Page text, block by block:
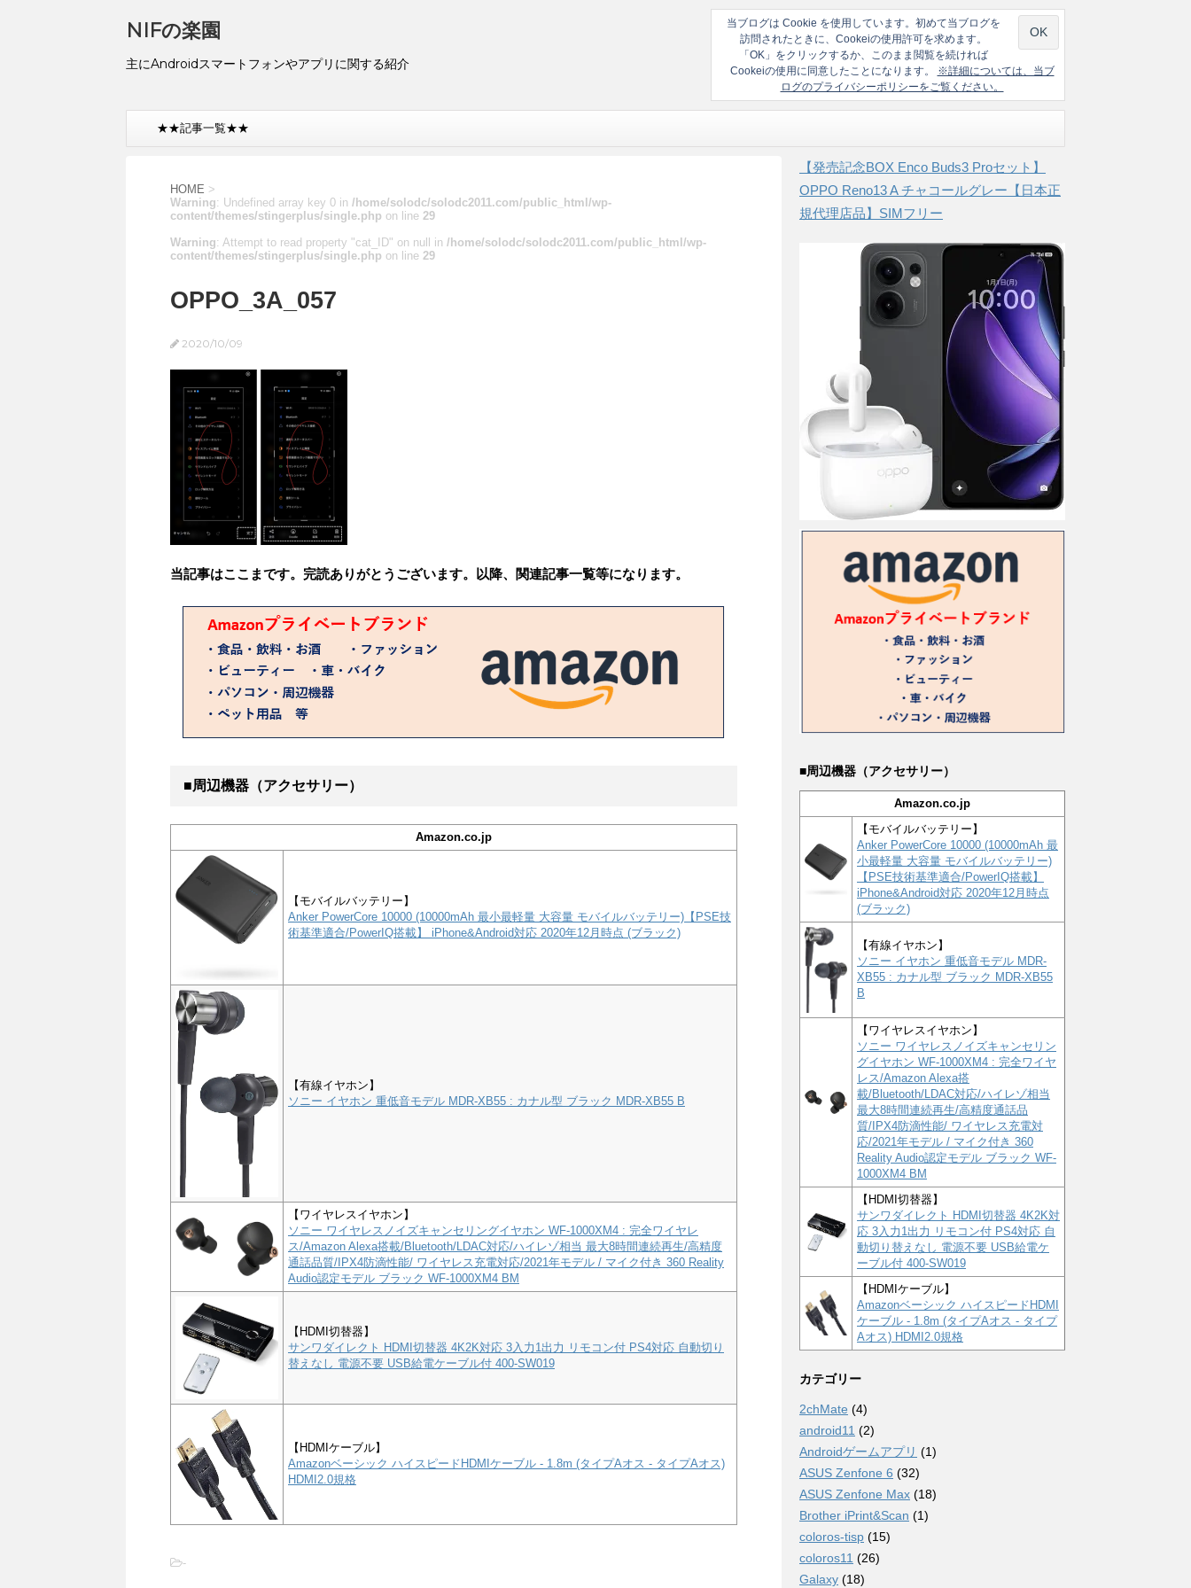
NIFの楽園
主にAndroidスマートフォンやアプリに関する紹介
当ブログは Cookie を使用しています。初めて当ブログを
訪問されたときに、Cookeiの使用許可を求めます。
「OK」をクリックするか、このまま閲覧を続ければ
Cookeiの使用に同意したことになります。
※詳細については、当ブ
ログのプライバシーポリシーをご覧ください。
★★記事一覧★★
HOME >
Warning: Undefined array key 0 in /home/solodc/solodc2011.com/public_html/wp-
content/themes/stingerplus/single.php on line 29
Warning: Attempt to read property "cat_ID" on null in /home/solodc/solodc2011.com/public_html/wp-
content/themes/stingerplus/single.php on line 29
OPPO_3A_057
2020/10/09
当記事はここまです。完読ありがとうございます。以降、関連記事一覧等になります。
■周辺機器（アクセサリー）
Amazon.co.jp
【モバイルバッテリー】
Anker PowerCore 10000 (10000mAh 最小最軽量 大容量 モバイルバッテリー)【PSE技
術基準適合/PowerIQ搭載】 iPhone&Android対応 2020年12月時点 (ブラック)
【有線イヤホン】
ソニー イヤホン 重低音モデル MDR-XB55 : カナル型 ブラック MDR-XB55 B
【ワイヤレスイヤホン】
ソニー ワイヤレスノイズキャンセリングイヤホン WF-1000XM4 : 完全ワイヤレ
ス/Amazon Alexa搭載/Bluetooth/LDAC対応/ハイレゾ相当 最大8時間連続再生/高精度
通話品質/IPX4防滴性能/ ワイヤレス充電対応/2021年モデル / マイク付き 360 Reality
Audio認定モデル ブラック WF-1000XM4 BM
【HDMI切替器】
サンワダイレクト HDMI切替器 4K2K対応 3入力1出力 リモコン付 PS4対応 自動切り
替えなし 電源不要 USB給電ケーブル付 400-SW019
【HDMIケーブル】
Amazonベーシック ハイスピードHDMIケーブル - 1.8m (タイプAオス - タイプAオス)
HDMI2.0規格
-
【発売記念BOX Enco Buds3 Proセット】
OPPO Reno13 A チャコールグレー【日本正
規代理店品】SIMフリー
■周辺機器（アクセサリー）
Amazon.co.jp
【モバイルバッテリー】
Anker PowerCore 10000 (10000mAh 最
小最軽量 大容量 モバイルバッテリー)
【PSE技術基準適合/PowerIQ搭載】
iPhone&Android対応 2020年12月時点
(ブラック)
【有線イヤホン】
ソニー イヤホン 重低音モデル MDR-
XB55 : カナル型 ブラック MDR-XB55
B
【ワイヤレスイヤホン】
ソニー ワイヤレスノイズキャンセリン
グイヤホン WF-1000XM4 : 完全ワイヤ
レス/Amazon Alexa搭
載/Bluetooth/LDAC対応/ハイレゾ相当
最大8時間連続再生/高精度通話品
質/IPX4防滴性能/ ワイヤレス充電対
応/2021年モデル / マイク付き 360
Reality Audio認定モデル ブラック WF-
1000XM4 BM
【HDMI切替器】
サンワダイレクト HDMI切替器 4K2K対
応 3入力1出力 リモコン付 PS4対応 自
動切り替えなし 電源不要 USB給電ケ
ーブル付 400-SW019
【HDMIケーブル】
Amazonベーシック ハイスピードHDMI
ケーブル - 1.8m (タイプAオス - タイプ
Aオス) HDMI2.0規格
カテゴリー
2chMate (4)
android11 (2)
Androidゲームアプリ (1)
ASUS Zenfone 6 (32)
ASUS Zenfone Max (18)
Brother iPrint&Scan (1)
coloros-tisp (15)
coloros11 (26)
Galaxy (18)